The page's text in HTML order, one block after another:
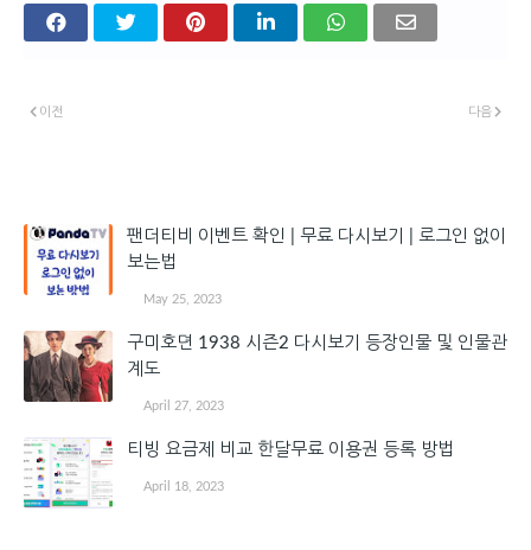
다음
이전
팬더티비 이벤트 확인 | 무료 다시보기 | 로그인 없이
보는법
May 25, 2023
구미호뎐 1938 시즌2 다시보기 등장인물 및 인물관
계도
April 27, 2023
티빙 요금제 비교 한달무료 이용권 등록 방법
April 18, 2023